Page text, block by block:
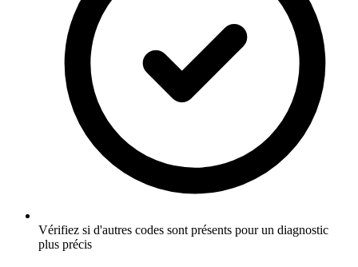
Vérifiez si d'autres codes sont présents pour un diagnostic
plus précis